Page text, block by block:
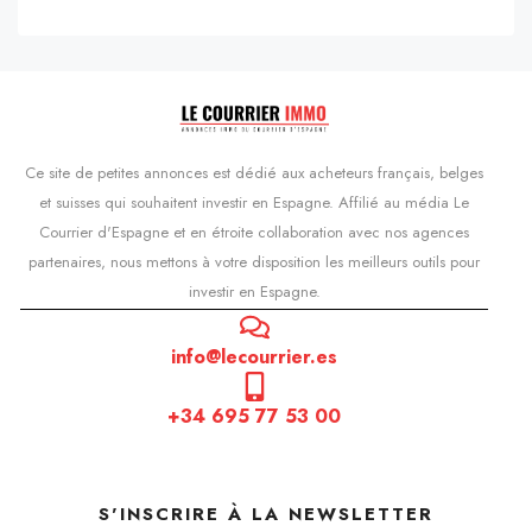
Ce site de petites annonces est dédié aux acheteurs français, belges
et suisses qui souhaitent investir en Espagne. Affilié au média Le
Courrier d'Espagne et en étroite collaboration avec nos agences
partenaires, nous mettons à votre disposition les meilleurs outils pour
investir en Espagne.
info@lecourrier.es
+34 695 77 53 00
S'INSCRIRE À LA NEWSLETTER